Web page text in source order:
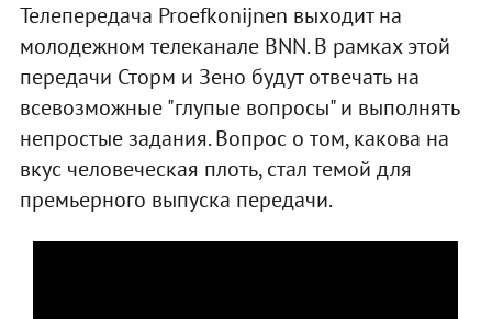
Телепередача Proefkonijnen выходит на
молодежном телеканале BNN. В рамках этой
передачи Сторм и Зено будут отвечать на
всевозможные "глупые вопросы" и выполнять
непростые задания. Вопрос о том, какова на
вкус человеческая плоть, стал темой для
премьерного выпуска передачи.